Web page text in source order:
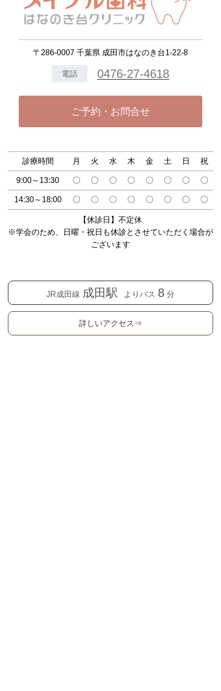
〒286-0007 千葉県 成田市はなのき台1-22-8
電話 0476-27-4618
ご予約・お問合せ
診療時間 月 火 水 木 金 土 日 祝
9:00～13:30 〇 〇 〇 〇 〇 〇 〇 〇
14:30～18:00 〇 〇 〇 〇 〇 〇 〇 〇
【休診日】不定休
※学会のため、日曜・祝日も休診とさせていただく場合が
ございます
JR成田線 成田駅 よりバス 8 分
詳しいアクセス⇒